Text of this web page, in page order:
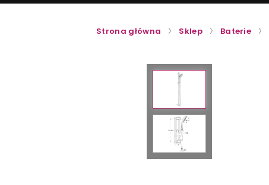
Strona główna Sklep Baterie